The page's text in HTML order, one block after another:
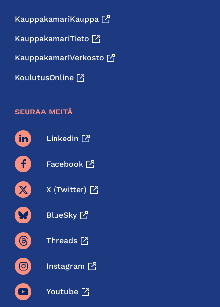
KauppakamariKauppa
KauppakamariTieto
KauppakamariVerkosto
KoulutusOnline
SEURAA MEITÄ
Linkedin
Facebook
X (twitter)
BlueSky
Threads
Instagram
Youtube